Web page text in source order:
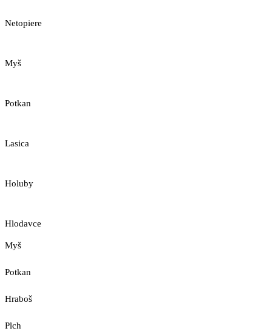
Netopiere
Myš
Potkan
Lasica
Holuby
Hlodavce
Myš
Potkan
Hraboš
Plch